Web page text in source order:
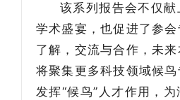
该系列报告会不仅
学术盛宴，也促进了参
了解，交流与合作，未
将聚集更多科技领域候
发挥“候鸟”人才作用，